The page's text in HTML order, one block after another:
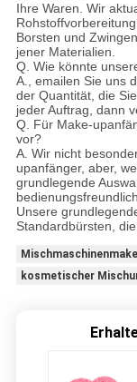
Ihre Waren. Wir
Borsten und
jener Materialien.
Q. Wie könnte
A., emailen Sie uns
der Quantität, die
jeder Auftrag, dann
Q. Für Make-
vor?
A. Wir nicht
upanfänger, aber,
grundlegende
Unsere
Standardbürsten,
kosmetischer